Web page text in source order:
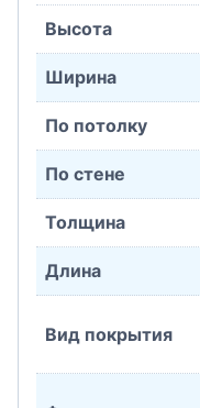
Высота
Ширина
По потолку
По стене
Толщина
Длина
Вид покрытия